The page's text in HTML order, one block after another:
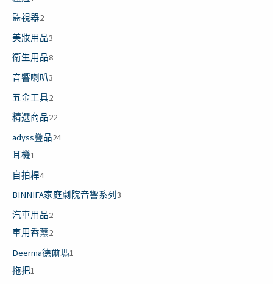
監視器2
美妝用品3
衛生用品8
音響喇叭3
五金工具2
精選商品22
adyss疊品24
耳機1
自拍桿4
BINNIFA家庭劇院音響系列 3
汽車用品2
車用香薰2
Deerma德爾瑪1
拖把1